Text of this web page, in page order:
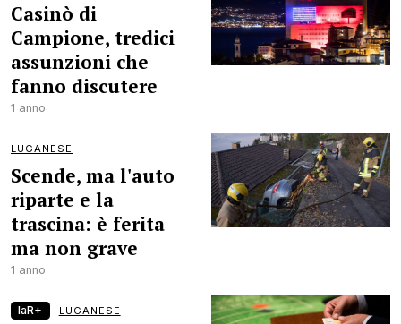
Casinò di
Campione, tredici
assunzioni che
fanno discutere
1 anno
LUGANESE
Scende, ma l'auto
riparte e la
trascina: è ferita
ma non grave
1 anno
laR+ LUGANESE